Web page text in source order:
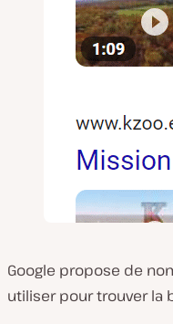
Google propose de
utiliser pour trouver la